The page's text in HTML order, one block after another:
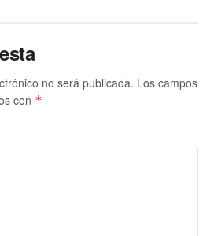
no será publicada. Los campos
con *